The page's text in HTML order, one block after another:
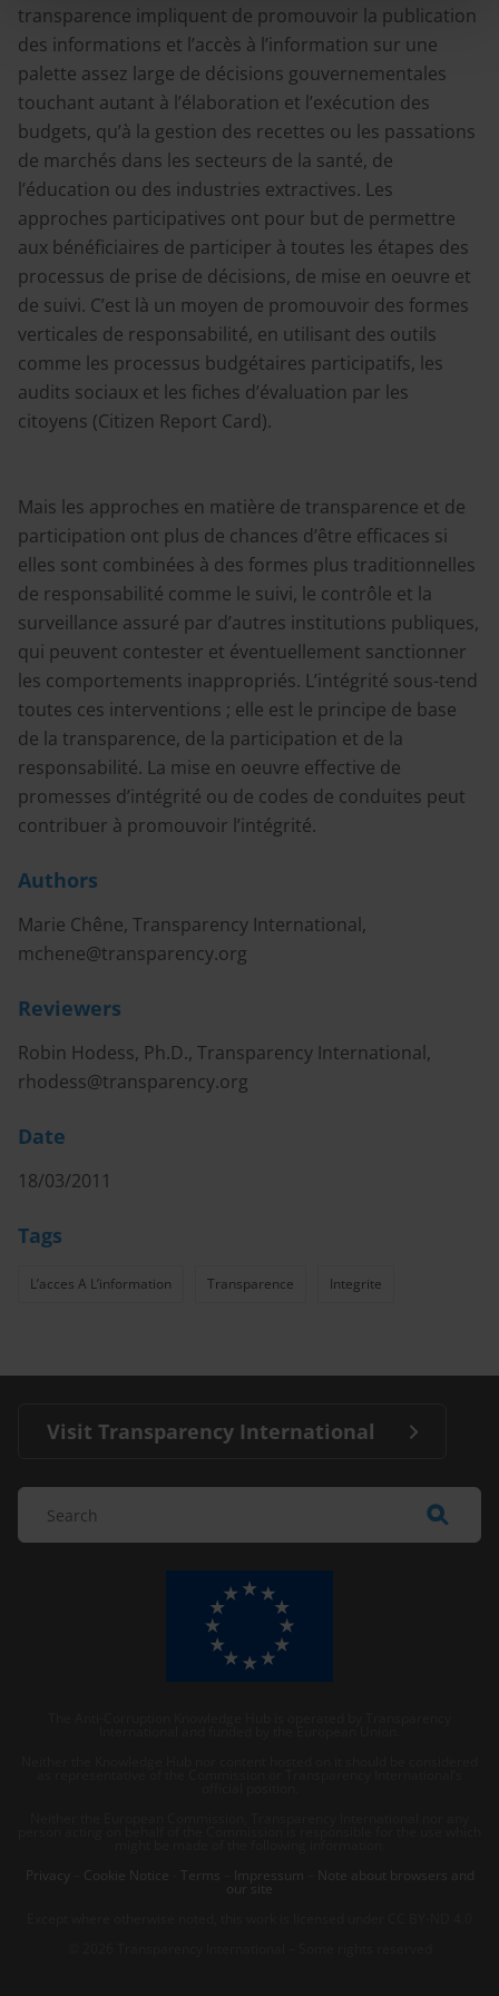
transparence impliquent de promouvoir la publication
des informations et l’accès à l’information sur une
palette assez large de décisions gouvernementales
touchant autant à l’élaboration et l’exécution des
budgets, qu’à la gestion des recettes ou les passations
de marchés dans les secteurs de la santé, de
l’éducation ou des industries extractives. Les
approches participatives ont pour but de permettre
aux bénéficiaires de participer à toutes les étapes des
processus de prise de décisions, de mise en oeuvre et
de suivi. C’est là un moyen de promouvoir des formes
verticales de responsabilité, en utilisant des outils
comme les processus budgétaires participatifs, les
audits sociaux et les fiches d’évaluation par les
citoyens (Citizen Report Card).
Mais les approches en matière de transparence et de
participation ont plus de chances d’être efficaces si
elles sont combinées à des formes plus traditionnelles
de responsabilité comme le suivi, le contrôle et la
surveillance assuré par d’autres institutions publiques,
qui peuvent contester et éventuellement sanctionner
les comportements inappropriés. L’intégrité sous-tend
toutes ces interventions ; elle est le principe de base
de la transparence, de la participation et de la
responsabilité. La mise en oeuvre effective de
promesses d’intégrité ou de codes de conduites peut
contribuer à promouvoir l’intégrité.
Authors
Marie Chêne, Transparency International,
mchene@transparency.org
Reviewers
Robin Hodess, Ph.D., Transparency International,
rhodess@transparency.org
Date
18/03/2011
Tags
L’acces A L’information Transparence Integrite
Visit Transparency International
Privacy
Cookie Notice Terms Impressum Note about browsers and
our site